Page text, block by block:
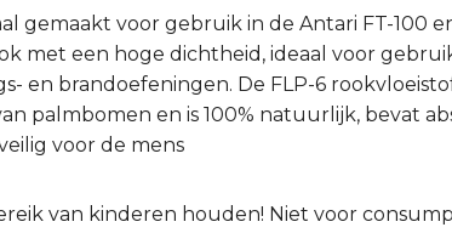
gemaakt voor gebruik in de Antari FT-100
met een hoge dichtheid, ideaal voor
en brandoefeningen. De FLP-6
palmbomen en is 100% natuurlijk, bevat
voor de mens
van kinderen houden! Niet voor